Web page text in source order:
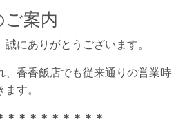
ご案内
にありがとうございます。
、香香飯店でも従来通りの営業時
す。
＊＊＊＊＊＊＊＊＊